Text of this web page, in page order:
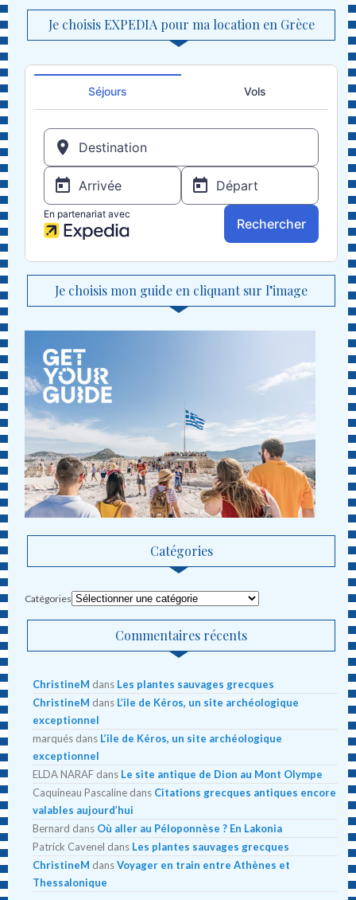
Je choisis EXPEDIA pour ma location en Grèce
Je choisis mon guide en cliquant sur l’image
Catégories
Catégories
Commentaires récents
ChristineM dans Les plantes sauvages grecques
ChristineM dans L’ile de Kéros, un site archéologique
exceptionnel
marqués dans L’ile de Kéros, un site archéologique
exceptionnel
ELDA NARAF dans Le site antique de Dion au Mont Olympe
Caquineau Pascaline dans Citations grecques antiques encore
valables aujourd’hui
Bernard dans Où aller au Péloponnèse ? En Lakonia
Patrick Cavenel dans Les plantes sauvages grecques
ChristineM dansVoyager en train entre Athènes et
Thessalonique